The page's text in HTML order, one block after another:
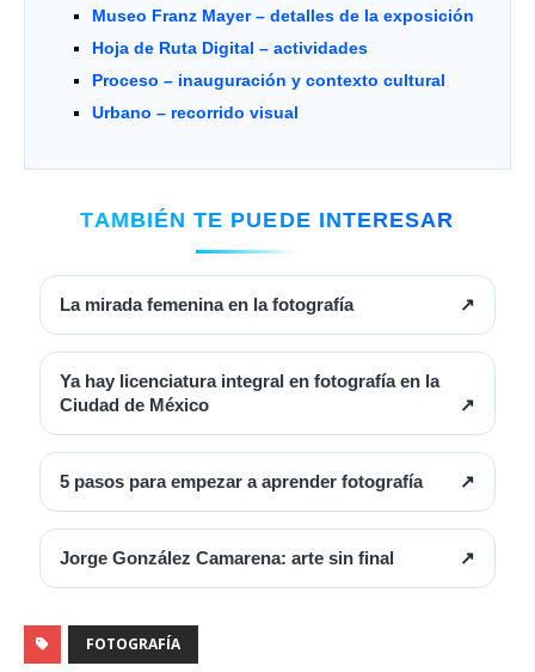
Museo Franz Mayer – detalles de la exposición
Hoja de Ruta Digital – actividades
Proceso – inauguración y contexto cultural
Urbano – recorrido visual
TAMBIÉN TE PUEDE INTERESAR
La mirada femenina en la fotografía ↗
Ya hay licenciatura integral en fotografía en la
Ciudad de México
↗
5 pasos para empezar a aprender fotografía ↗
Jorge González Camarena: arte sin final ↗
FOTOGRAFÍA